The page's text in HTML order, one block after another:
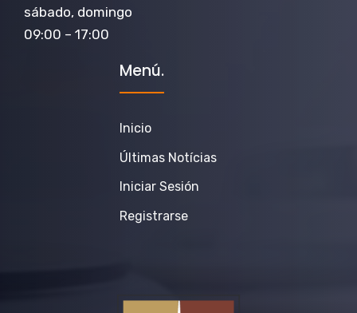
sábado, domingo
09:00 – 17:00
Menú.
Inicio
Últimas Notícias
Iniciar Sesión
Registrarse